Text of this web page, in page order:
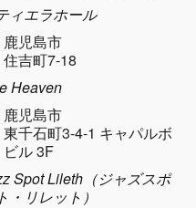
ィエラホール
鹿児島市
住吉町7-18
Heaven
鹿児島市
東千石町3-4-1 キャパルボ
ビル 3F
Spot Lileth（ジャズスポ
・リレット）